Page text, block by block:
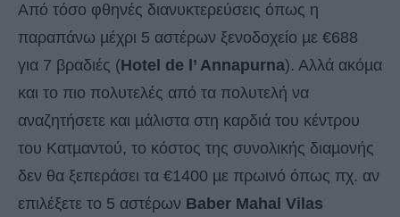
Από τόσο φθηνές διανυκτερεύσεις όπως η
παραπάνω µέχρι 5 αστέρων ξενοδοχείο µε €688
για 7 βραδιές (Hotel de l’ Annapurna). Αλλά ακόµα
και το πιο πολυτελές από τα πολυτελή να
αναζητήσετε και µάλιστα στη καρδιά του κέντρου
του Κατµαντού, το κόστος της συνολικής διαµονής
δεν θα ξεπεράσει τα €1400 µε πρωινό όπως πχ. αν
επιλέξετε το 5 αστέρων Baber Mahal Vilas